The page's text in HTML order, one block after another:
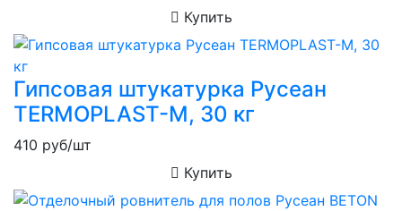
Купить
Гипсовая штукатурка Русеан
TERMOPLAST-M, 30 кг
410 руб/шт
Купить